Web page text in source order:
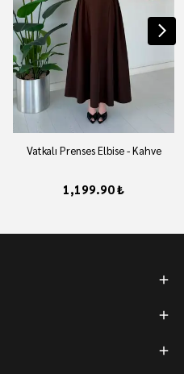
Vatkalı Prenses Elbise - Kahve
1,199.90 ₺